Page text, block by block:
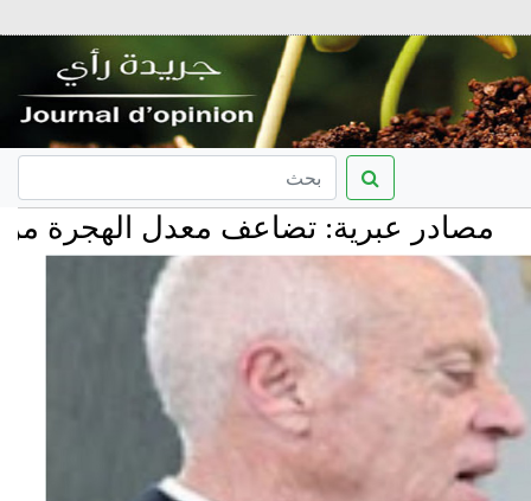
عبرية: تضاعف معدل الهجرة من إسرائيل